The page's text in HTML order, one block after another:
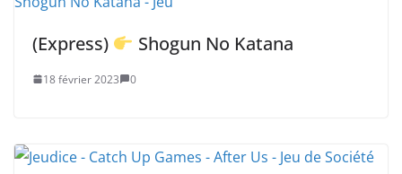
(Express) Shogun No Katana
18 février 2023 0